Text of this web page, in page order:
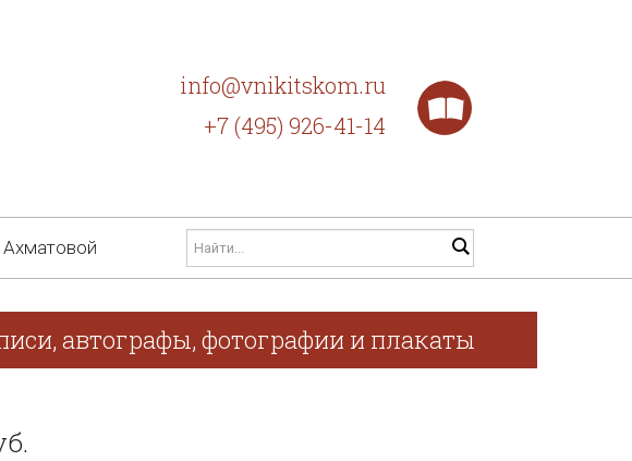
info@vnikitskom.ru
+7 (495) 926-41-14
автографы, фотографии и плакаты